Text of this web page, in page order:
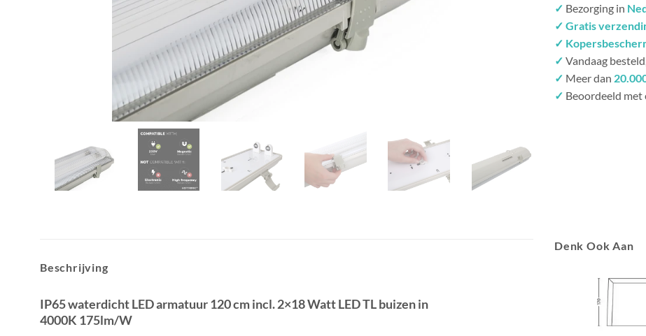
✓ Bezorging in
✓ Gratis
✓
✓ Vandaag besteld,
✓ Meer dan
✓ Beoordeeld met
Beschrijving
IP65 waterdicht LED armatuur 120 cm incl. 2×18 Watt LED TL buizen in
4000K 175lm/W
Denk Ook Aan